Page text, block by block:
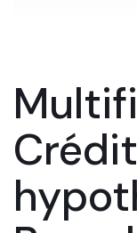
Crédit